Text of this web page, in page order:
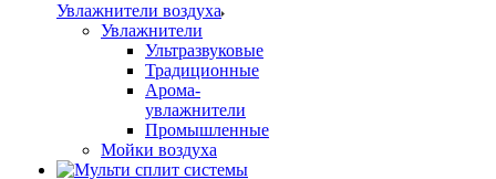
Увлажнители воздуха
Увлажнители
Ультразвуковые
Традиционные
Арома-
увлажнители
Промышленные
Мойки воздуха